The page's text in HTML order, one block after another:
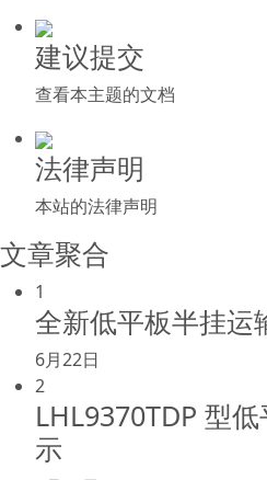
建议提交
查看本主题的文档
法律声明
本站的法律声明
文章聚合
1
全新低平板半挂运
6月22日
2
LHL9370TDP 型
示